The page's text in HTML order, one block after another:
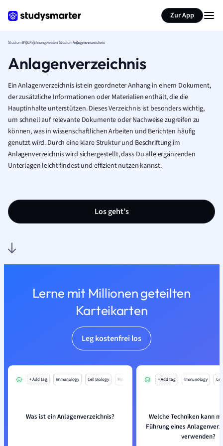
Zur App
StudiumBWLRechnungswesen StudiumAnlagenverzeichnis
Anlagenverzeichnis
Ein Anlagenverzeichnis ist ein geordneter Anhang in einem Dokument,
der zusätzliche Informationen oder Materialien enthält, die die
Hauptinhalte unterstützen. Dieses Verzeichnis ist besonders wichtig,
um schnell auf relevante Dokumente oder Nachweise zugreifen zu
können, was in wissenschaftlichen Arbeiten und Berichten häufig
genutzt wird. Durch eine klare Struktur und Beschriftung im
Anlagenverzeichnis wird sichergestellt, dass Du alle ergänzenden
Unterlagen leicht findest und effizient nutzen kannst.
Los geht’s
Lerne mit Millionen geteilten
Karteikarten
Leg kostenfrei los
+ Add tag Immunology Cell Biology Mo
Was ist ein Anlagenverzeichnis?
+ Add tag Immunology
Welche Techniken kann
Führung eines
verwenden?